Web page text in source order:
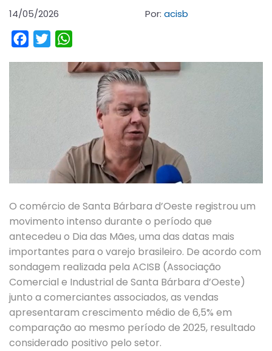
14/05/2026 Por: acisb
Facebook
Twitter
O comércio de Santa Bárbara d’Oeste registrou um
movimento intenso durante o período que
antecedeu o Dia das Mães, uma das datas mais
importantes para o varejo brasileiro. De acordo com
sondagem realizada pela ACISB (Associação
Comercial e Industrial de Santa Bárbara d’Oeste)
junto a comerciantes associados, as vendas
apresentaram crescimento médio de 6,5% em
comparação ao mesmo período de 2025, resultado
considerado positivo pelo setor.